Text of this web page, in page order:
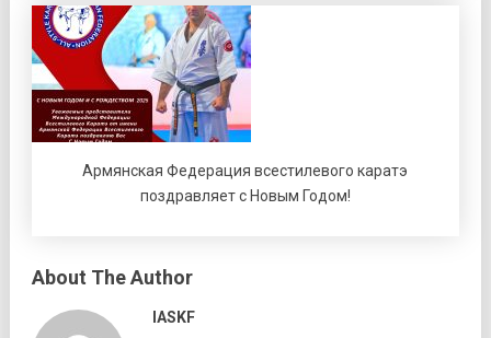
Армянская Федерация всестилевого каратэ
поздравляет с Новым Годом!
About The Author
IASKF